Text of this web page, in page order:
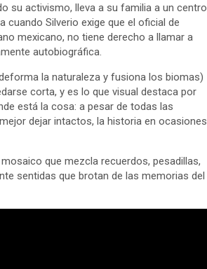
su activismo, lleva a su familia a un centro
cuando Silverio exige que el oficial de
mexicano, no tiene derecho a llamar a
autobiográfica.
la naturaleza y fusiona los biomas)
corta, y es lo que visual destaca por
está la cosa: a pesar de todas las
dejar intactos, la historia en ocasiones
que mezcla recuerdos, pesadillas,
sentidas que brotan de las memorias del